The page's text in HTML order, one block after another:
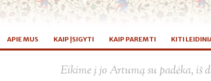
APIE MUS KAIP ĮSIGYTI KAIP PAREMTI KITI
Eikime į jo Artumą su padėka, iš